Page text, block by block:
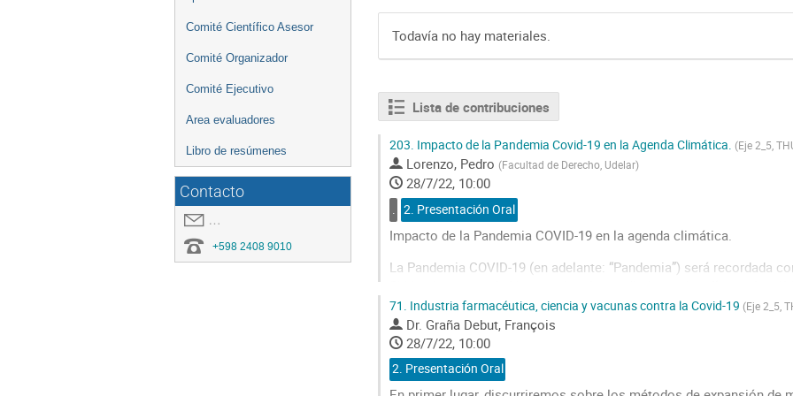
Comité Científico Asesor
Comité Organizador
Comité Ejecutivo
Area evaluadores
Libro de resúmenes
Contacto
covid19.congresoei@gmail.com
+598 2408 9010
Todavía no hay materiales.
Lista de contribuciones
203. Impacto de la Pandemia Covid-19 en la Agenda Climática. (Eje 2_5,
Lorenzo, Pedro (Facultad de Derecho, Udelar)
28/7/22, 10:00
. 2. Presentación Oral
Impacto de la Pandemia COVID-19 en la agenda climática.
La Pandemia COVID-19 (en adelante: “Pandemia”) será recordada
posteriores a la finalización de la Segunda Guerra Mundial, la
en vilo a los Estados fueron a causa de...
Go
to
contribution
71. Industria farmacéutica, ciencia y vacunas contra la Covid-19 (Eje 2_5,
Dr. Graña Debut, François
28/7/22, 10:00
2. Presentación Oral